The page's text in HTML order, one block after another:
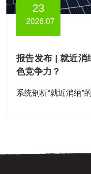
23
2026.07
报告发布 | 就近消
色竞争力？
系统剖析“就近消纳”